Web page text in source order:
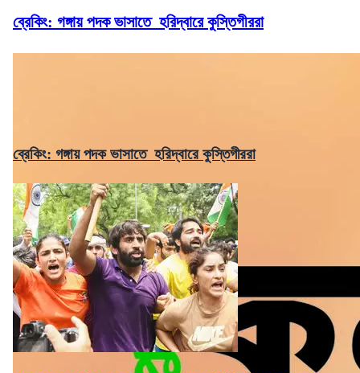
ব্রেকিং: গঙ্গায় পদক ভাসাতে হরিদ্বারে কুস্তিগীররা
ব্রেকিং: গঙ্গায় পদক ভাসাতে হরিদ্বারে কুস্তিগীররা